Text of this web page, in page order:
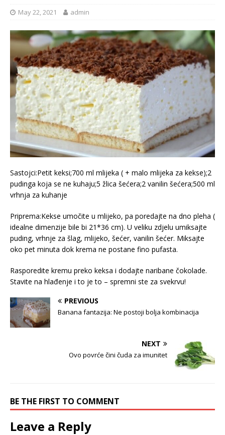
May 22, 2021 admin
Sastojci:Petit keksi;700 ml mlijeka ( + malo mlijeka za kekse);2
pudinga koja se ne kuhaju;5 žlica šećera;2 vanilin šećera;500 ml
vrhnja za kuhanje
Priprema:Kekse umočite u mlijeko, pa poredajte na dno pleha (
idealne dimenzije bile bi 21*36 cm). U veliku zdjelu umiksajte
puding, vrhnje za šlag, mlijeko, šećer, vanilin šećer. Miksajte
oko pet minuta dok krema ne postane fino pufasta.
Rasporedite kremu preko keksa i dodajte naribane čokolade.
Stavite na hlađenje i to je to – spremni ste za svekrvu!
PREVIOUS
Banana fantazija: Ne postoji bolja kombinacija
NEXT
Ovo povrće čini čuda za imunitet
BE THE FIRST TO COMMENT
Leave a Reply